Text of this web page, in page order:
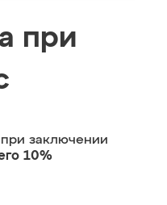
при
при заключении
10%